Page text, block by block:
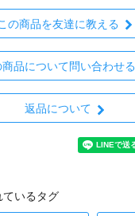
の商品を友達に教える
商品について問い合わせる
返品について
ているタグ